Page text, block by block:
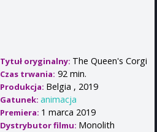
Tytuł oryginalny: The Queen's Corgi
Czas trwania: 92 min.
Produkcja: Belgia , 2019
Gatunek: animacja
Premiera: 1 marca 2019
Dystrybutor filmu: Monolith